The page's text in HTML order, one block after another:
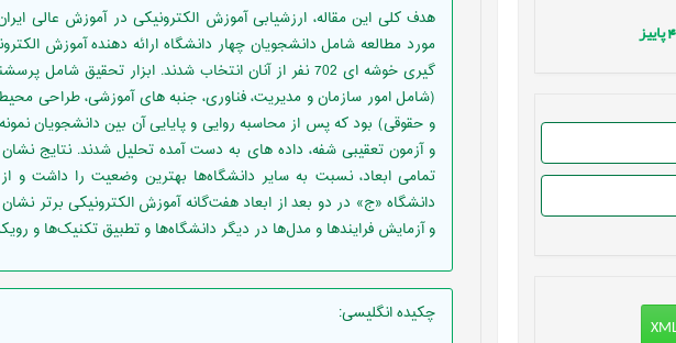
پاییز
هدف کلی این مقاله، ارزشیابی آموزش الکترونیکی در آموزش عالی
مورد مطالعه شامل دانشجویان چهار دانشگاه ارائه دهنده آموزش
گیری خوشه ای 702 نفر از آنان انتخاب شدند. ابزار
(شامل امور سازمان و مدیریت، فناوری، جنبه های آموزشی، طراحی محیط
و حقوقی) بود که پس از محاسبه روایی و پایایی آن بین دانشجویان
و آزمون تعقیبی شفه، داده های به دست آمده تحلیل شدند. نتایج نشان
تمامی ابعاد، نسبت به سایر دانشگاه‌ها بهترین وضعیت را داشت و
دانشگاه «ج» در دو بعد از ابعاد هفت‌گانه آموزش الکترونیکی برتر
و آزمایش فرایندها و مدل‌ها در دیگر دانشگاه‌ها و تطبیق تکنیک‌ها و
چکیده انگلیسی: